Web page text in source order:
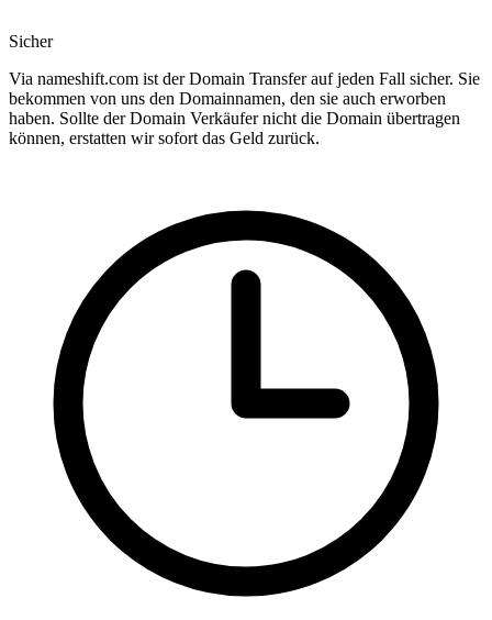
Sicher
Via nameshift.com ist der Domain Transfer auf jeden Fall sicher. Sie
bekommen von uns den Domainnamen, den sie auch erworben
haben. Sollte der Domain Verkäufer nicht die Domain übertragen
können, erstatten wir sofort das Geld zurück.